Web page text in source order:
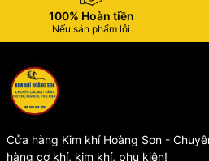
100% Hoàn tiền
Nếu sản phẩm lỗi
Cửa hàng Kim khí Hoàng Sơn -
hàng cơ khí, kim khí, phụ kiện!